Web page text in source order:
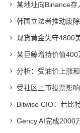
某地址向Binance
韩国立法者推动废
现货黄金失守4800
某巨鲸增持价值400
分析：受油价上涨
受社区上市投票影
Bitwise CIO：若比
Gency AI完成2000